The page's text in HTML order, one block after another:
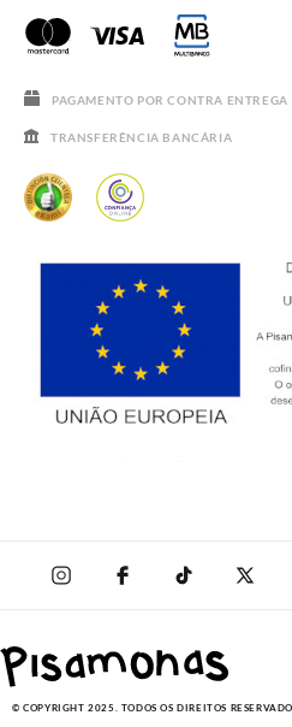
SALDOS
PERGUNTAS FREQUENTES
PAGAMENTO POR CONTRA ENTREGA
TRANSFERÊNCIA BANCÁRIA
© COPYRIGHT 2025. TODOS OS DIREITOS